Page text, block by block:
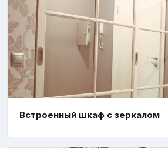
Встроенный шкаф с зеркалом